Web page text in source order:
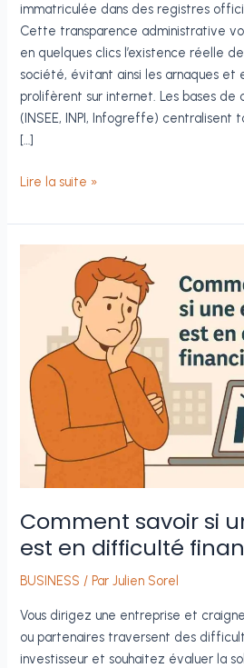
immatriculée dans des registres
Cette transparence administrative
en quelques clics l’existence réelle
société, évitant ainsi les arnaques et
prolifèrent sur internet. Les bases de
(INSEE, INPI, Infogreffe) centralisent
[…]
Comment
si
une
entreprise
vraiment
Lire la suite »
Comment savoir si
est en difficulté
BUSINESS / ParJulien Sorel
Vous dirigez une entreprise et
ou partenaires traversent des
investisseur et souhaitez évaluer la